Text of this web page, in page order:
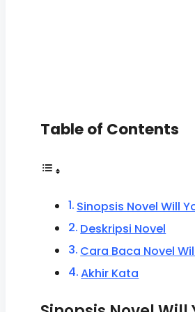
Table of Contents
Sinopsis Novel Will
Deskripsi Novel
Cara Baca Novel
Akhir Kata